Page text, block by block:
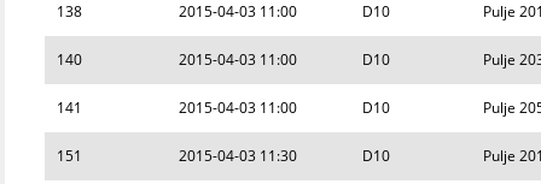
138 2015-04-03 11:00 D10 Pulje
140 2015-04-03 11:00 D10 Pulje
141 2015-04-03 11:00 D10 Pulje
151 2015-04-03 11:30 D10 Pulje